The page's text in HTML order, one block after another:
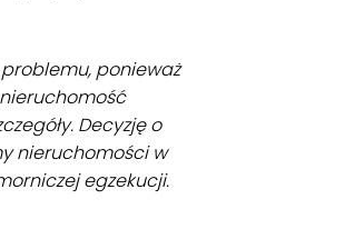
ponieważ
Decyzję o
nieruchomości w
egzekucji.